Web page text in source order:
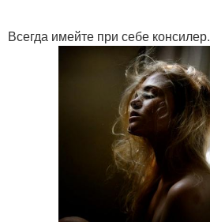
Всегда имейте при себе консилер.